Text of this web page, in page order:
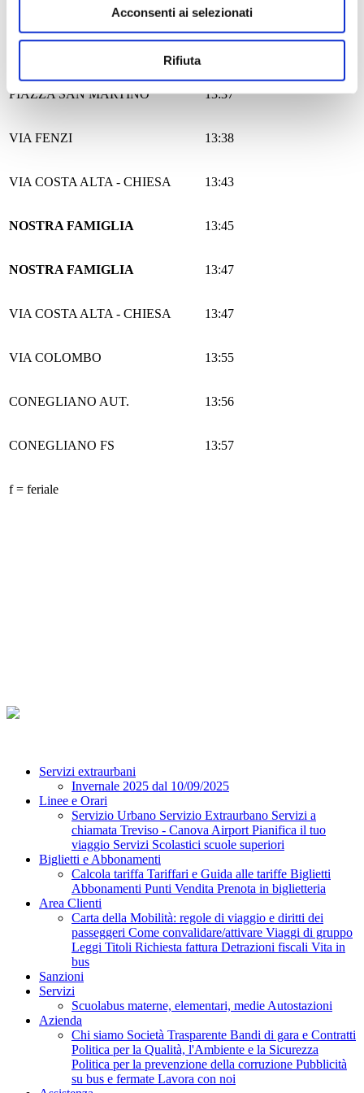
Acconsenti ai selezionati
Rifiuta
CONEGLIANO AUT. 13:35
PIAZZA SAN MARTINO 13:37
VIA FENZI 13:38
VIA COSTA ALTA - CHIESA 13:43
NOSTRA FAMIGLIA 13:45
NOSTRA FAMIGLIA 13:47
VIA COSTA ALTA - CHIESA 13:47
VIA COLOMBO 13:55
CONEGLIANO AUT. 13:56
CONEGLIANO FS 13:57
f = feriale
Servizi extraurbani
Invernale 2025 dal 10/09/2025
Linee e Orari
Servizio Urbano Servizio Extraurbano Servizi a
chiamata Treviso - Canova Airport Pianifica il tuo
viaggio Servizi Scolastici scuole superiori
Biglietti e Abbonamenti
Calcola tariffa Tariffari e Guida alle tariffe Biglietti
Abbonamenti Punti Vendita Prenota in biglietteria
Area Clienti
Carta della Mobilità: regole di viaggio e diritti dei
passeggeri Come convalidare/attivare Viaggi di gruppo
Leggi Titoli Richiesta fattura Detrazioni fiscali Vita in
bus
Sanzioni
Servizi
Scuolabus materne, elementari, medie Autostazioni
Azienda
Chi siamo Società Trasparente Bandi di gara e Contratti
Politica per la Qualità, l'Ambiente e la Sicurezza
Politica per la prevenzione della corruzione Pubblicità
su bus e fermate Lavora con noi